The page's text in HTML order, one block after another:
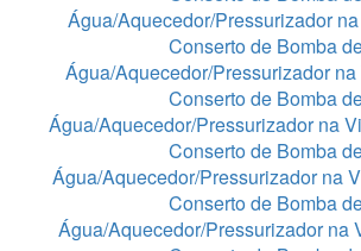
Água/Aquecedor/Pressurizador
Conserto de Bomba
Água/Aquecedor/Pressurizador
Conserto de Bomba
Água/Aquecedor/Pressurizador na
Conserto de Bomba
Água/Aquecedor/Pressurizador na
Conserto de Bomba
Água/Aquecedor/Pressurizador na